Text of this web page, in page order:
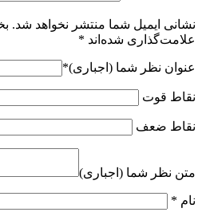
نشانی ایمیل شما منتشر نخواهد شد.
علامت‌گذاری شده‌اند *
عنوان نظر شما (اجباری)*
نقاط قوت
نقاط ضعف
متن نظر شما (اجباری)
نام *